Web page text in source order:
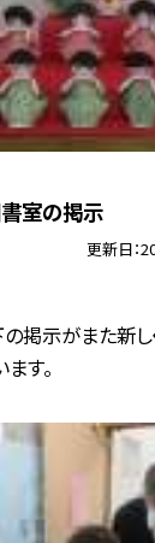
書室の掲示
更新日
掲示がまた新し
す。